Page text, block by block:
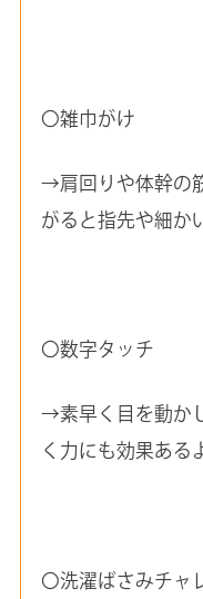
〇雑巾がけ
→肩回りや体幹の
がると指先や細か
〇数字タッチ
→素早く目を動か
く力にも効果ある
〇洗濯ばさみチャ